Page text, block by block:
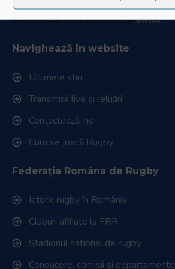
© Toate drepturile sunt rezervate.
Website realizat și întreținut deSINGA
Navighează în website
Ultimele știri
Transmisii live și reluări
Contactează-ne
Cum se joacă Rugby
Federația Româna de Rugby
Istoric rugby în România
Cluburi afiliate la FRR
Stadionul național de rugby
Conducere, comisii și departamente